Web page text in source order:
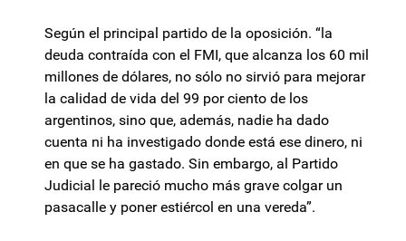
Según el principal partido de la oposición. “la
deuda contraída con el FMI, que alcanza los 60 mil
millones de dólares, no sólo no sirvió para mejorar
la calidad de vida del 99 por ciento de los
argentinos, sino que, además, nadie ha dado
cuenta ni ha investigado donde está ese dinero, ni
en que se ha gastado. Sin embargo, al Partido
Judicial le pareció mucho más grave colgar un
pasacalle y poner estiércol en una vereda”.